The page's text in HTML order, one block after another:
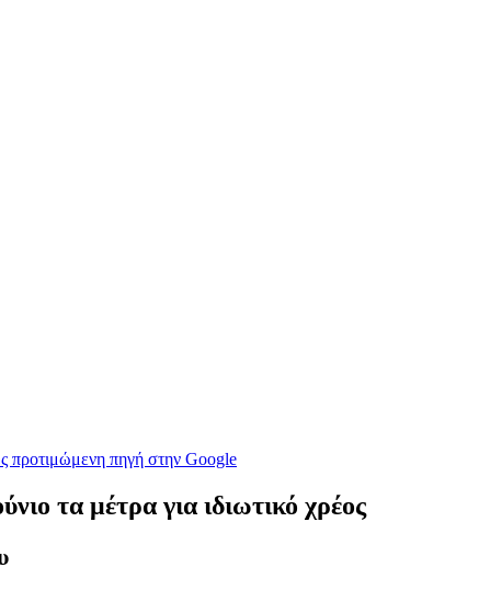
προτιμώμενη πηγή στην Google
τα μέτρα για ιδιωτικό χρέος